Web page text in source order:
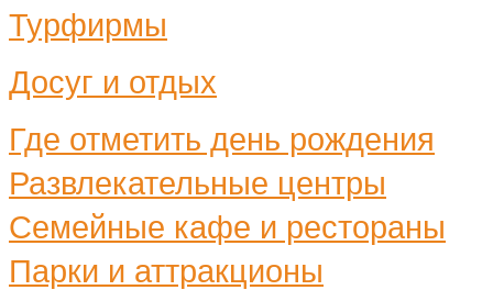
Турфирмы
Досуг и отдых
Где отметить день рождения
Развлекательные центры
Семейные кафе и рестораны
Парки и аттракционы